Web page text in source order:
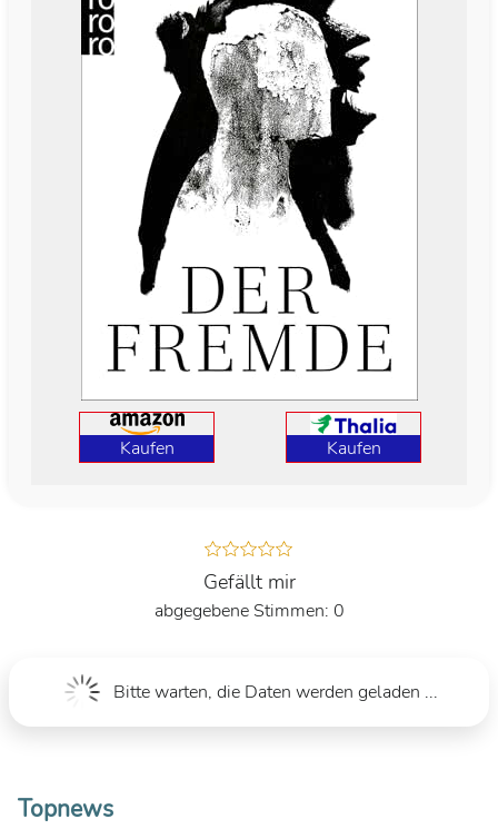
Kaufen Kaufen
Gefällt mir
0
Bitte warten, die Daten werden geladen ...
Topnews